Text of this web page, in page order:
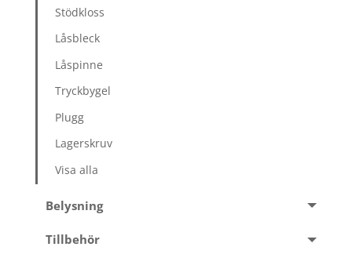
Stödkloss
Låsbleck
Låspinne
Tryckbygel
Plugg
Lagerskruv
Visa alla
Belysning
Tillbehör